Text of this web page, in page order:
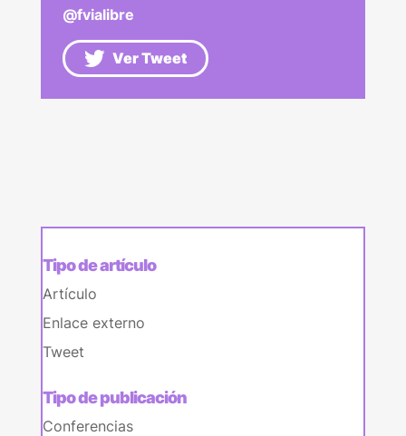
@fvialibre
Ver Tweet
Tipo de artículo
Artículo
Enlace externo
Tweet
Tipo de publicación
Conferencias